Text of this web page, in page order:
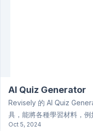
AI Quiz Generator
Revisely 的 AI Quiz
具，能將各種學習材料，
PowerPoint 簡報，快速轉
Oct 5, 2024